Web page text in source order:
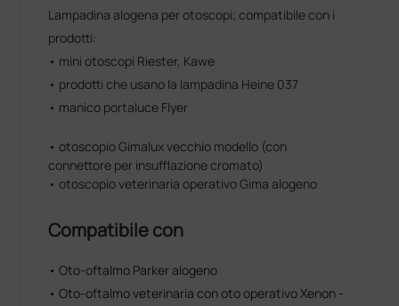
Lampadina alogena per otoscopi; compatibile con i
prodotti:
• mini otoscopi Riester, Kawe
• prodotti che usano la lampadina Heine 037
• manico portaluce Flyer
• otoscopio Gimalux vecchio modello (con
connettore per insufflazione cromato)
• otoscopio veterinaria operativo Gima alogeno
Compatibile con
• Oto-oftalmo Parker alogeno
• Oto-oftalmo veterinaria con oto operativo Xenon -